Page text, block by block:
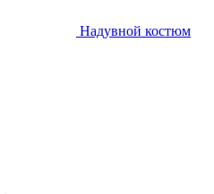
Надувной костюм